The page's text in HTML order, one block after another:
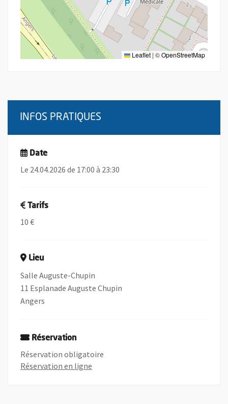
Leaflet | ©OpenStreetMap
INFOS PRATIQUES
Date
Le 24.04.2026 de 17:00 à 23:30
Tarifs
10 €
Lieu
Salle Auguste-Chupin
11 Esplanade Auguste Chupin
Angers
Réservation
Réservation obligatoire
Réservation en ligne